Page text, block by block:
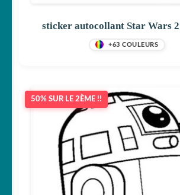
sticker autocollant Star Wars
+63 COULEURS
50% SUR LE 2ÈME !!